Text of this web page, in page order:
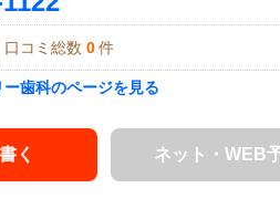
口コミ総数 0 件
歯科のページを見る
く ネット・WEB